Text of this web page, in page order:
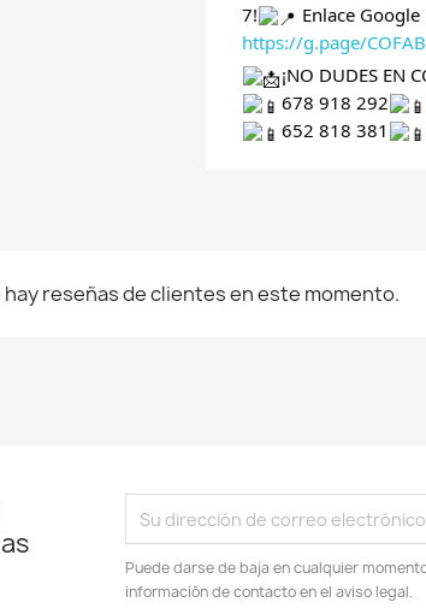
7!
Enlace Google
https://g.page/
¡NO DUDES EN
678 918 292
652 818 381
hay reseñas de clientes en este momento.
Puede darse de baja en cualquier
información de contacto en el aviso legal.